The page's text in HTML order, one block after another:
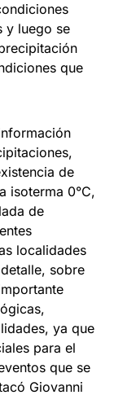
y luego se
que
de
isoterma 0°C,
de
localidades
sobre
ya que
para el
que se
Giovanni